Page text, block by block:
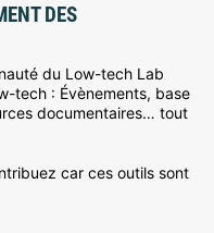
DES
du Low-tech Lab
tech : Évènements, base
documentaires… tout
car ces outils sont